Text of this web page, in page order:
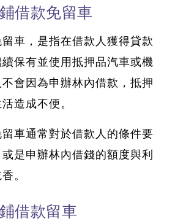
借款免留車
車， 是指在借款人獲得貸款
保有並使用抵押品汽車或機
不會因為申辦林內借款，抵押
造成不便。
車通常對於借款人的條件要
是申辦林內借錢的額度與利
。
借款留車